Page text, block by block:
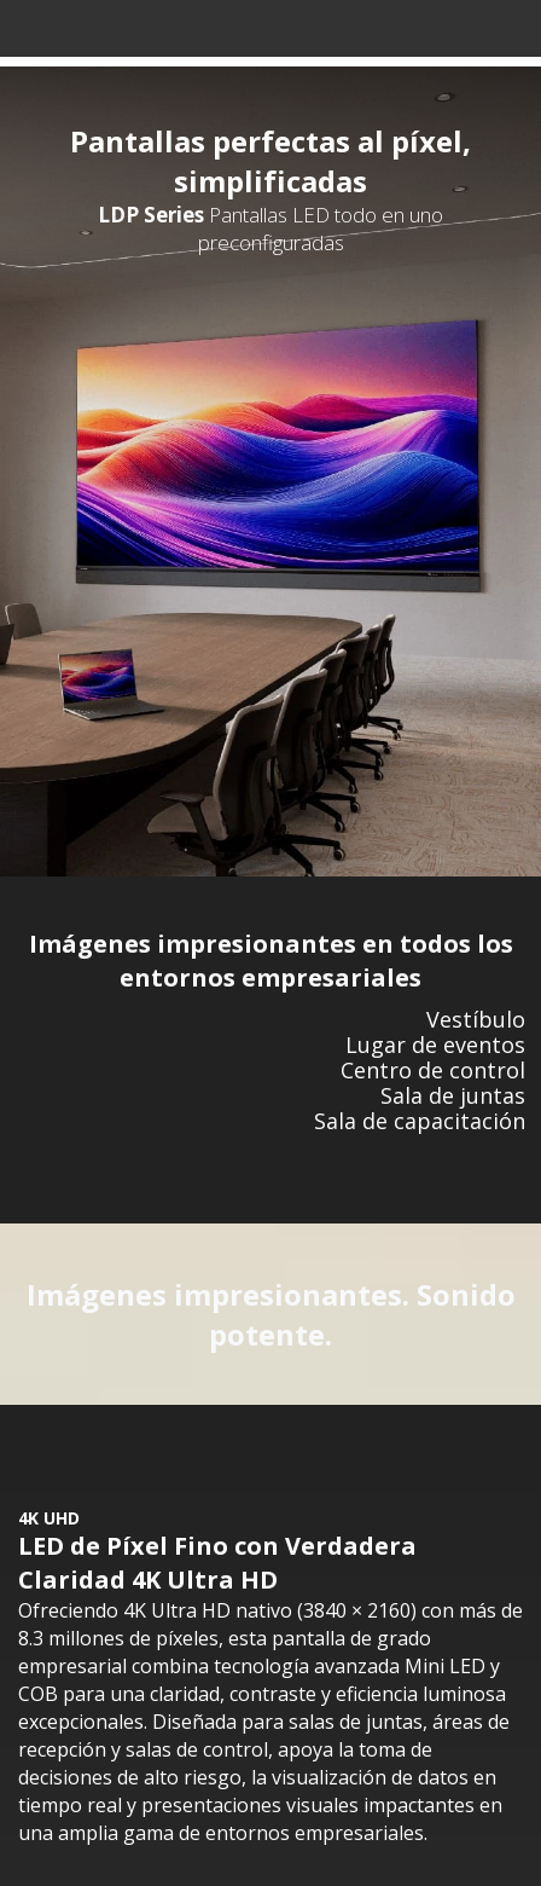
Pantallas perfectas al píxel,
simplificadas
LDP Series Pantallas LED todo en uno
preconfiguradas
Imágenes impresionantes en todos los
entornos empresariales
Vestíbulo
Lugar de eventos
Centro de control
Sala de juntas
Sala de capacitación
Imágenes impresionantes. Sonido
potente.
4K UHD
LED de Píxel Fino con Verdadera
Claridad 4K Ultra HD​
Ofreciendo 4K Ultra HD nativo (3840 × 2160) con más de
8.3 millones de píxeles, esta pantalla de grado
empresarial combina tecnología avanzada Mini LED y
COB para una claridad, contraste y eficiencia luminosa
excepcionales. Diseñada para salas de juntas, áreas de
recepción y salas de control, apoya la toma de
decisiones de alto riesgo, la visualización de datos en
tiempo real y presentaciones visuales impactantes en
una amplia gama de entornos empresariales.​